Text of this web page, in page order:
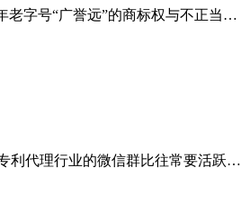
老字号“广誉远”的商标权与不正当…
利代理行业的微信群比往常要活跃…